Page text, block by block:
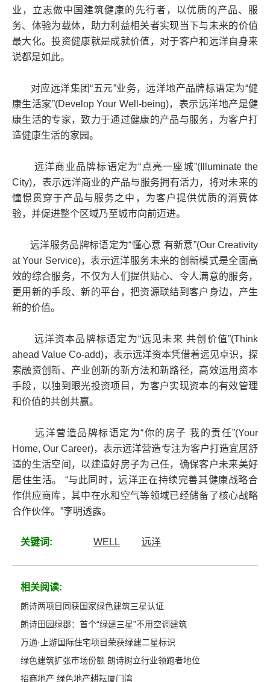
业，立志做中国建筑健康的先行者，以优质的产品、服
务、体验为载体，助力利益相关者实现当下与未来的价值
最大化。投资健康就是成就价值，对于客户和远洋自身来
说都是如此。
对应远洋集团“五元”业务，远洋地产品牌标语定为“健
康生活家”(Develop Your Well-being)，表示远洋地产是健
康生活的专家，致力于通过健康的产品与服务，为客户打
造健康生活的家园。
远洋商业品牌标语定为“点亮一座城”(Illuminate the
City)，表示远洋商业的产品与服务拥有活力，将对未来的
憧憬贯穿于产品与服务之中，为客户提供优质的消费体
验，并促进整个区域乃至城市向前迈进。
远洋服务品牌标语定为“懂心意 有新意”(Our Creativity
at Your Service)，表示远洋服务未来的创新模式是全面高
效的综合服务，不仅为人们提供贴心、令人满意的服务，
更用新的手段、新的平台，把资源联结到客户身边，产生
新的价值。
远洋资本品牌标语定为“远见未来 共创价值”(Think
ahead Value Co-add)，表示远洋资本凭借着远见卓识，探
索融资创新、产业创新的新方法和新路径，高效运用资本
手段，以独到眼光投资项目，为客户实现资本的有效管理
和价值的共创共赢。
远洋营造品牌标语定为“你的房子 我的责任”(Your
Home, Our Career)，表示远洋营造专注为客户打造宜居舒
适的生活空间，以建造好房子为己任，确保客户未来美好
居住生活。 “与此同时，远洋正在持续完善其健康战略合
作供应商库，其中在水和空气等领域已经储备了核心战略
合作伙伴。”李明透露。
关键词: WELL 远洋
相关阅读:
朗诗两项目同获国家绿色建筑三星认证
朗诗田园绿郡：首个“绿建三星”不用空调建筑
万通·上游国际住宅项目荣获绿建二星标识
绿色建筑扩张市场份额 朗诗树立行业领跑者地位
招商地产 绿色地产耕耘厦门湾